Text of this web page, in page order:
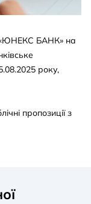
«ЮНЕКС БАНК» на
року,
пропозиції з